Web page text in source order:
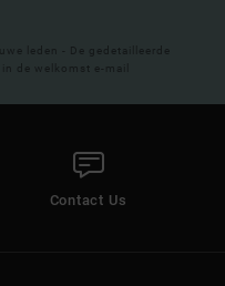
leden - De gedetailleerde
de welkomst e-mail
Contact Us